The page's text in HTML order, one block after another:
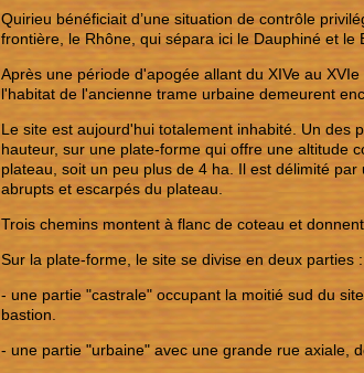
Quirieu bénéficiait d’une situation de contrôle
frontière, le Rhône, qui sépara ici le Dauphiné et le
Après une période d'apogée allant du XIVe au
l'habitat de l'ancienne trame urbaine demeurent
Le site est aujourd'hui totalement inhabité. Un des
hauteur, sur une plate-forme qui offre une altitude
plateau, soit un peu plus de 4 ha. Il est délimité
abrupts et escarpés du plateau.
Trois chemins montent à flanc de coteau et
Sur la plate-forme, le site se divise en deux parties :
- une partie "castrale" occupant la moitié sud du
bastion.
- une partie "urbaine" avec une grande rue axiale,